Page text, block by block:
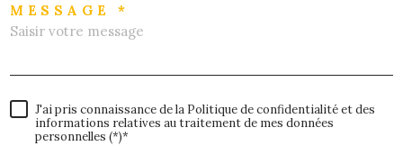
MESSAGE *
J'ai pris connaissance de la Politique de confidentialité et des
informations relatives au traitement de mes données
personnelles (*)*